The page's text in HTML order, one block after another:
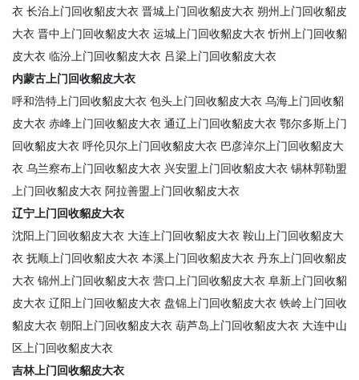
衣 长治上门回收貂皮大衣 晋城上门回收貂皮大衣 朔州上门回收貂皮
大衣 晋中上门回收貂皮大衣 运城上门回收貂皮大衣 忻州上门回收貂
皮大衣 临汾上门回收貂皮大衣 吕梁上门回收貂皮大衣
内蒙古上门回收貂皮大衣
呼和浩特上门回收貂皮大衣 包头上门回收貂皮大衣 乌海上门回收貂
皮大衣 赤峰上门回收貂皮大衣 通辽上门回收貂皮大衣 鄂尔多斯上门
回收貂皮大衣 呼伦贝尔上门回收貂皮大衣 巴彦淖尔上门回收貂皮大
衣 乌兰察布上门回收貂皮大衣 兴安盟上门回收貂皮大衣 锡林郭勒盟
上门回收貂皮大衣 阿拉善盟上门回收貂皮大衣
辽宁上门回收貂皮大衣
沈阳上门回收貂皮大衣 大连上门回收貂皮大衣 鞍山上门回收貂皮大
衣 抚顺上门回收貂皮大衣 本溪上门回收貂皮大衣 丹东上门回收貂皮
大衣 锦州上门回收貂皮大衣 营口上门回收貂皮大衣 阜新上门回收貂
皮大衣 辽阳上门回收貂皮大衣 盘锦上门回收貂皮大衣 铁岭上门回收
貂皮大衣 朝阳上门回收貂皮大衣 葫芦岛上门回收貂皮大衣 大连中山
区上门回收貂皮大衣
吉林上门回收貂皮大衣